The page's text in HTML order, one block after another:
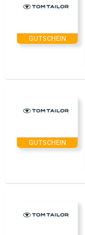
GUTSCHEIN
GUTSCHEIN